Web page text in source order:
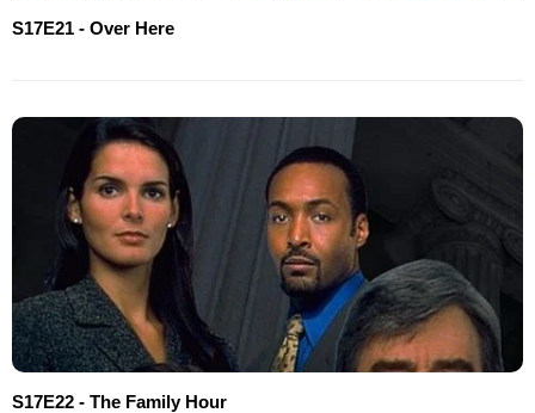
S17E21 - Over Here
S17E22 - The Family Hour